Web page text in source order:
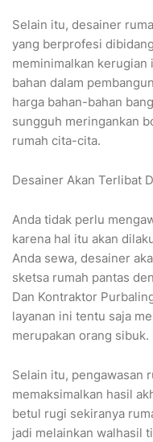
Selain itu, desainer
yang berprofesi
meminimalkan kerugian
bahan dalam
harga bahan-bahan
sungguh meringankan
rumah cita-cita.
Desainer Akan Terlibat
Anda tidak perlu
karena hal itu akan
Anda sewa, desainer
sketsa rumah pantas
Dan Kontraktor
layanan ini tentu saja
merupakan orang sibuk.
Selain itu, pengawasan
memaksimalkan hasil
betul rugi sekiranya
jadi melainkan walhasil